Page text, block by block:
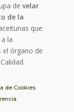
develar
de la
que
la
el órgano de
de Cookies